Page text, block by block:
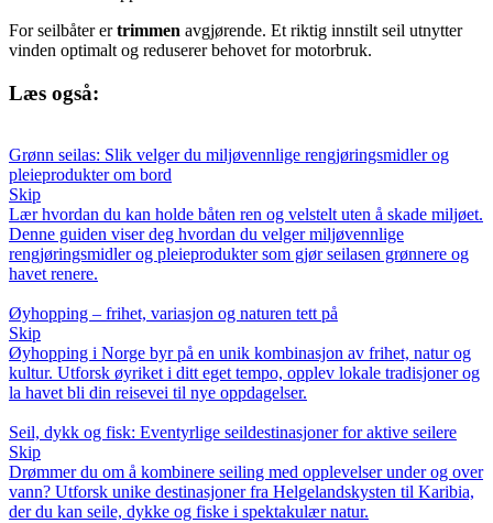
For seilbåter ertrimmen avgjørende. Et riktig innstilt seil utnytter
vinden optimalt og reduserer behovet for motorbruk.
Læs også:
Grønn seilas: Slik velger du miljøvennlige rengjøringsmidler og
pleieprodukter om bord
Skip
Lær hvordan du kan holde båten ren og velstelt uten å skade miljøet.
Denne guiden viser deg hvordan du velger miljøvennlige
rengjøringsmidler og pleieprodukter som gjør seilasen grønnere og
havet renere.
Øyhopping – frihet, variasjon og naturen tett på
Skip
Øyhopping i Norge byr på en unik kombinasjon av frihet, natur og
kultur. Utforsk øyriket i ditt eget tempo, opplev lokale tradisjoner og
la havet bli din reisevei til nye oppdagelser.
Seil, dykk og fisk: Eventyrlige seildestinasjoner for aktive seilere
Skip
Drømmer du om å kombinere seiling med opplevelser under og over
vann? Utforsk unike destinasjoner fra Helgelandskysten til Karibia,
der du kan seile, dykke og fiske i spektakulær natur.